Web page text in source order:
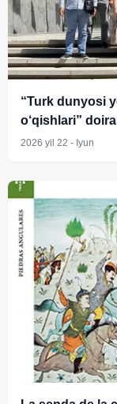
“Turk dunyosi
o‘qishlari”
akademiyasi
2026 yil 22 - Iyun